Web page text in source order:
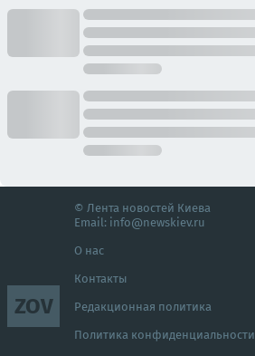
ZOV
© Лента новостей Киева
Email: info@newskiev.ru
О нас
Контакты
Редакционная политика
Политика конфиденциальности